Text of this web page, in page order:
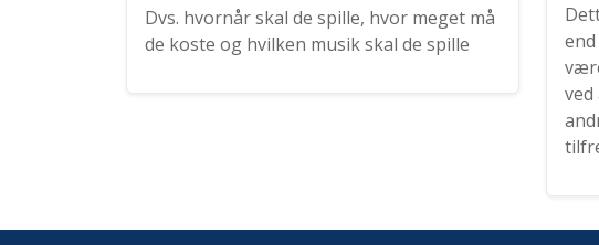
Dvs. hvornår skal de spille, hvor meget må
de koste og hvilken musik skal de spille
ved